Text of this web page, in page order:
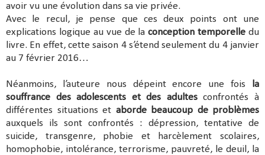
avoir vu une évolution dans sa vie privée.
Avec le recul, je pense que ces deux points ont une
explications logique au vue de laconception temporelle du
livre. En effet, cette saison 4 s’étend seulement du 4 janvier
au 7 février 2016…
Néanmoins, l’auteure nous dépeint encore une fois
la
souffrance des adolescents et des adultesconfrontés à
différentes situations et aborde beaucoup de problèmes
auxquels ils sont confrontés : dépression, tentative de
suicide, transgenre, phobie et harcèlement scolaires,
homophobie, intolérance, terrorisme, pauvreté, le deuil, la